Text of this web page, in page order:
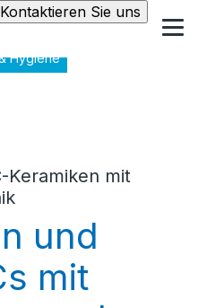
Kontaktieren Sie uns
Hygiene
mit
und
mit